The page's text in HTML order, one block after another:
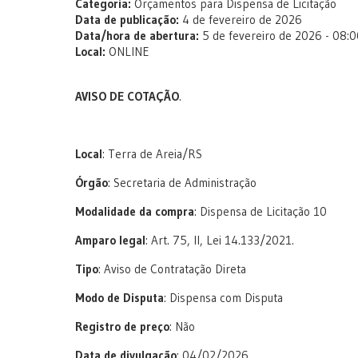
Categoria: Orçamentos para Dispensa de Licitação
Data de publicação: 4 de fevereiro de 2026
Data/hora de abertura: 5 de fevereiro de 2026 -
Local: ONLINE
AVISO DE COTAÇÃO.
Local: Terra de Areia/RS
Órgão: Secretaria de Administração
Modalidade da compra: Dispensa de Licitação 10
Amparo legal: Art. 75, II, Lei 14.133/2021.
Tipo: Aviso de Contratação Direta
Modo de Disputa: Dispensa com Disputa
Registro de preço: Não